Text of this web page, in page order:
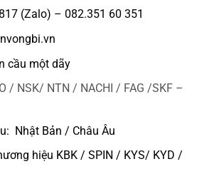
(Zalo) – 082.351 60 351
cầu một dãy
/ NSK/ NTN / NACHI / FAG /SKF –
Nhật Bản / Châu Âu
hiệu KBK / SPIN / KYS/ KYD /